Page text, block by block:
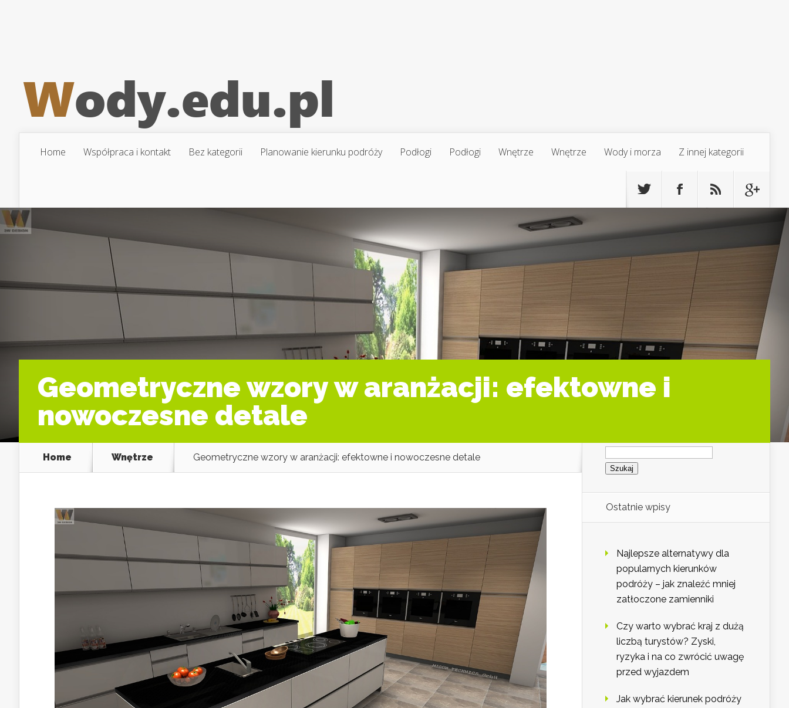
Home Współpraca i kontakt Bez kategorii Planowanie kierunku podróży Podłogi Podłogi Wnętrze Wnętrze Wody i morza Z innej kategorii
Geometryczne wzory w aranżacji: efektowne i
nowoczesne detale
Home Wnętrze Geometryczne wzory w aranżacji: efektowne i nowoczesne detale
Szukaj:
Ostatnie wpisy
Najlepsze alternatywy dla
popularnych kierunków
podróży – jak znaleźć mniej
zatłoczone zamienniki
Czy warto wybrać kraj z dużą
liczbą turystów? Zyski,
ryzyka i na co zwrócić uwagę
przed wyjazdem
Jak wybrać kierunek podróży